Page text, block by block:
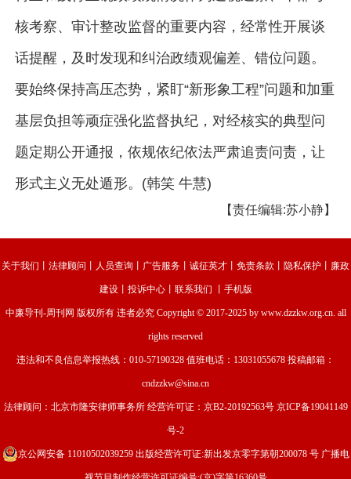
核考察、审计整改监督的重要内容，经常性开展谈
话提醒，及时发现和纠治政绩观偏差、错位问题。
要始终保持高压态势，紧盯“新形象工程”问题和加重
基层负担等顽症强化监督执纪，对经核实的典型问
题定期公开通报，依规依纪依法严肃追责问责，让
形式主义无处遁形。(韩笑 牛慧)
【责任编辑:苏小静】
关于我们 法律顾问 人员查询 广告服务 诚征英才 免责条款 隐私保护 廉政
建设丨 投诉中心丨 联系我们 手机版
中廉导刊-周刊网 版权所有 违者必究 Copyright © 2017-2025 by www.dzzkw.org.cn. all
rights reserved
违法和不良信息举报热线：010-57190328 值班电话：13031055678 投稿邮箱：
cndzzkw@sina.cn
法律顾问：北京市隆安律师事务所 经营许可证： 京B2-20192563号 京ICP备19041149
号-2
京公网安备 11010502039259出版经营许可证:新出发京零字第朝200078 号 广播电